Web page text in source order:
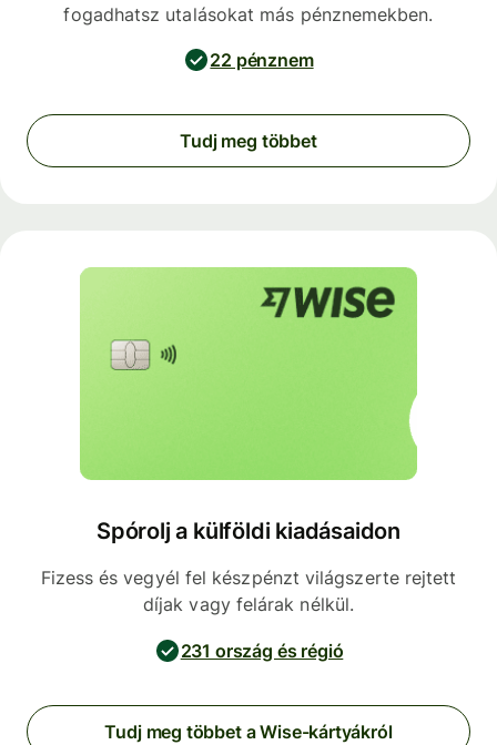
fogadhatsz utalásokat más pénznemekben.
22 pénznem
Tudj meg többet
Spórolj a külföldi kiadásaidon
Fizess és vegyél fel készpénzt világszerte rejtett
díjak vagy felárak nélkül.
231 ország és régió
Tudj meg többet a Wise-kártyákról